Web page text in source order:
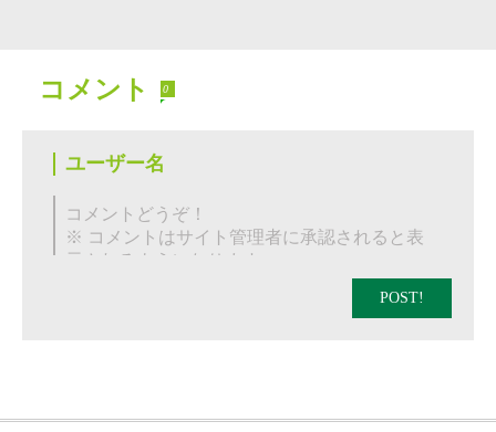
コメント 0
POST!